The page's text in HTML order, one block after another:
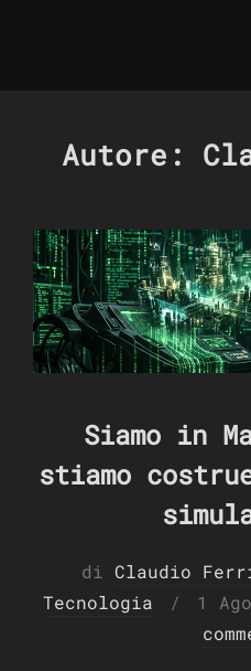
Autore:
Siamo in
stiamo
di Claudio
Tecnologia
il
1